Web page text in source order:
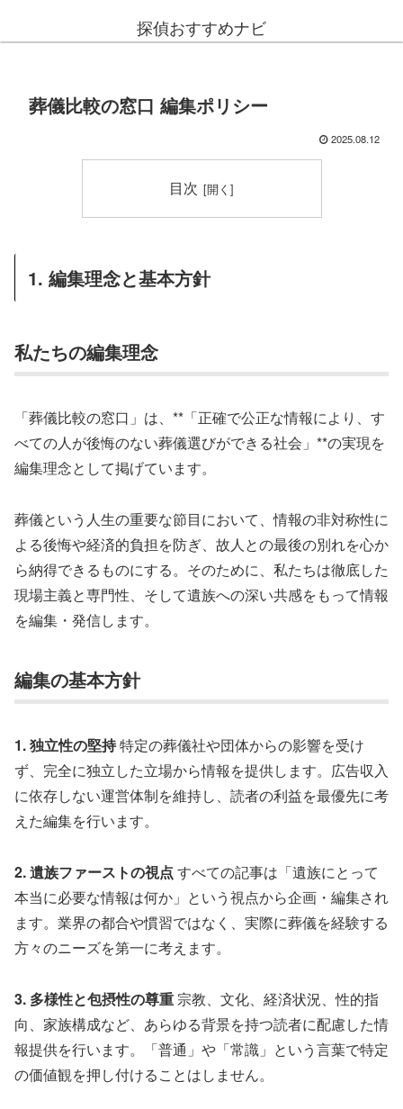
探偵おすすめナビ
葬儀比較の窓口 編集ポリシー
2025.08.12
目次
1. 編集理念と基本方針
私たちの編集理念
「葬儀比較の窓口」は、**「正確で公正な情報により、す
べての人が後悔のない葬儀選びができる社会」**の実現を
編集理念として掲げています。
葬儀という人生の重要な節目において、情報の非対称性に
よる後悔や経済的負担を防ぎ、故人との最後の別れを心か
ら納得できるものにする。そのために、私たちは徹底した
現場主義と専門性、そして遺族への深い共感をもって情報
を編集・発信します。
編集の基本方針
1. 独立性の堅持特定の葬儀社や団体からの影響を受け
ず、完全に独立した立場から情報を提供します。広告収入
に依存しない運営体制を維持し、読者の利益を最優先に考
えた編集を行います。
2. 遺族ファーストの視点 すべての記事は「遺族にとって
本当に必要な情報は何か」という視点から企画・編集され
ます。業界の都合や慣習ではなく、実際に葬儀を経験する
方々のニーズを第一に考えます。
3. 多様性と包摂性の尊重宗教、文化、経済状況、性的指
向、家族構成など、あらゆる背景を持つ読者に配慮した情
報提供を行います。「普通」や「常識」という言葉で特定
の価値観を押し付けることはしません。